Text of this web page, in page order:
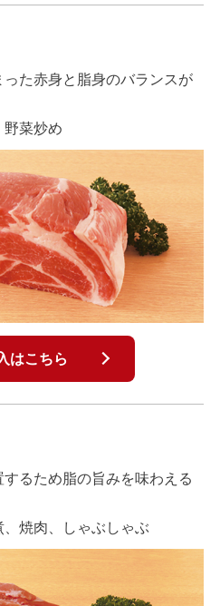
た赤身と脂身のバランスが
野菜炒め
はこちら
るため脂の旨みを味わえる
、焼肉、しゃぶしゃぶ